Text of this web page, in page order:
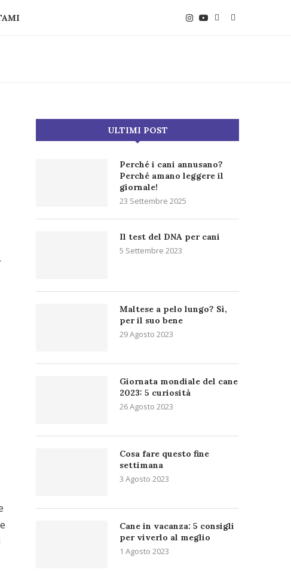
ULTIMI POST
Perché i cani annusano?
Perché amano leggere il
giornale!
23 Settembre 2025
Il test del DNA per cani
5 Settembre 2023
Maltese a pelo lungo? Sì,
per il suo bene
29 Agosto 2023
Giornata mondiale del cane
2023: 5 curiosità
26 Agosto 2023
Cosa fare questo fine
settimana
3 Agosto 2023
Cane in vacanza: 5 consigli
per viverlo al meglio
1 Agosto 2023